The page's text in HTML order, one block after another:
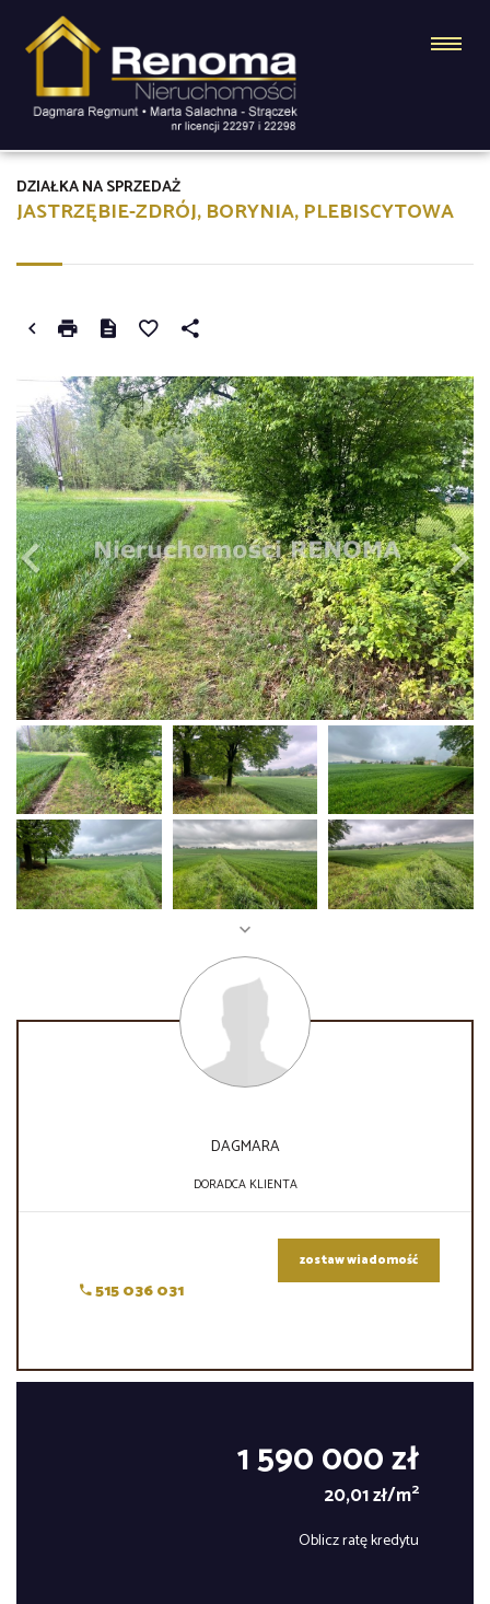
JASTRZĘBIE-ZDRÓJ, BORYNIA, PLEBISCYTOWA
DZIAŁKA NA SPRZEDAŻ
DAGMARA
DORADCA KLIENTA
515 036 031
zostaw wiadomość
1 590 000 zł
20,01 zł/m2
Oblicz ratę kredytu